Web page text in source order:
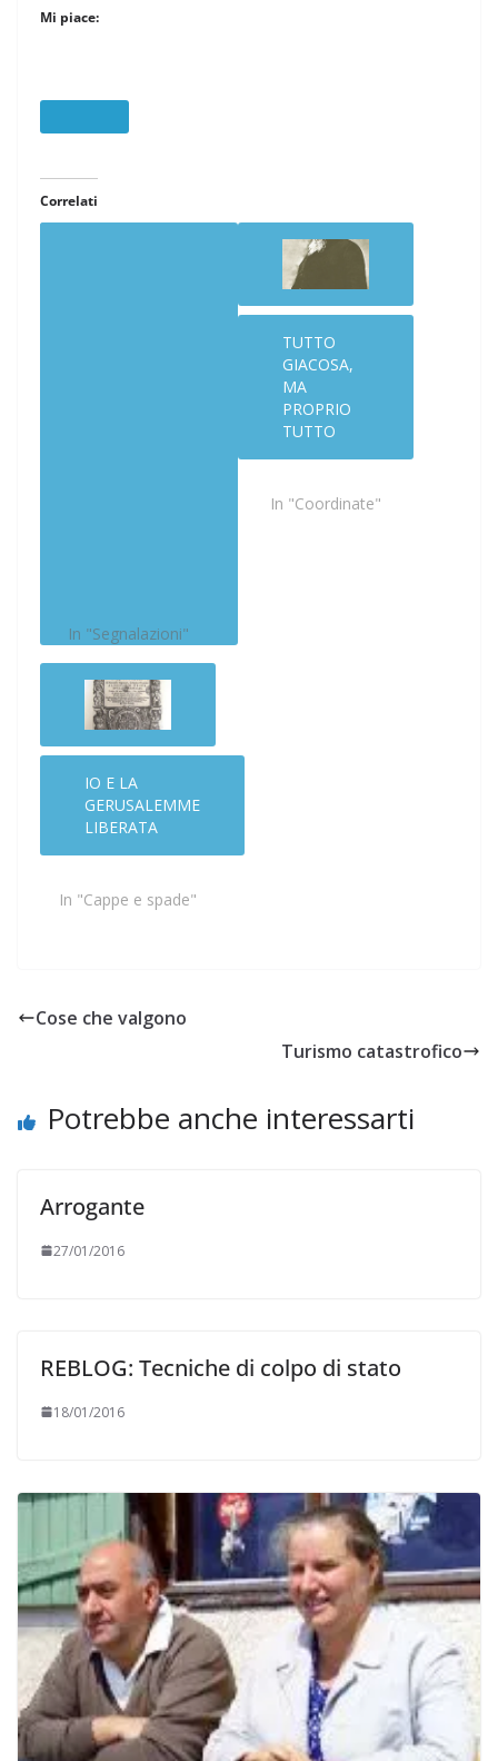
Mi piace:
Correlati
non solo, sulla gestione
rapporto da costruire
fra libri e bambini e
ragazzi.
In "Segnalazioni"
TUTTO
GIACOSA,
MA
PROPRIO
TUTTO
In "Coordinate"
IO E LA
GERUSALEMME
LIBERATA
In "Cappe e spade"
Cose che valgono
Turismo catastrofico
Potrebbe anche interessarti
Arrogante
27/01/2016
REBLOG: Tecniche di colpo di stato
18/01/2016